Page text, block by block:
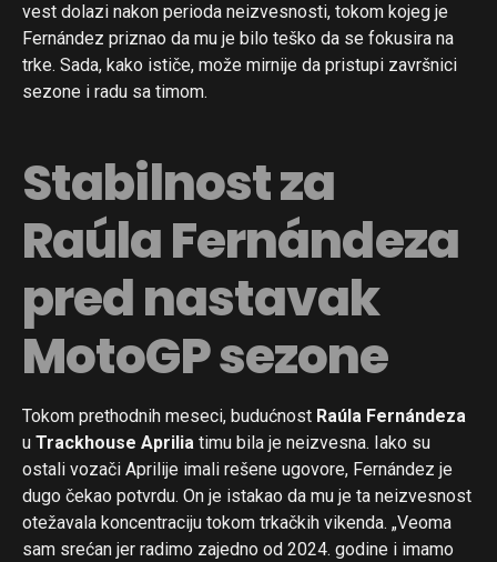
vest dolazi nakon perioda neizvesnosti, tokom kojeg je
Fernández priznao da mu je bilo teško da se fokusira na
trke. Sada, kako ističe, može mirnije da pristupi završnici
sezone i radu sa timom.
Stabilnost za
Raúla Fernándeza
pred nastavak
MotoGP sezone
Tokom prethodnih meseci, budućnost Raúla Fernándeza
u Trackhouse Aprilia timu bila je neizvesna. Iako su
ostali vozači Aprilije imali rešene ugovore, Fernández je
dugo čekao potvrdu. On je istakao da mu je ta neizvesnost
otežavala koncentraciju tokom trkačkih vikenda. „Veoma
sam srećan jer radimo zajedno od 2024. godine i imamo